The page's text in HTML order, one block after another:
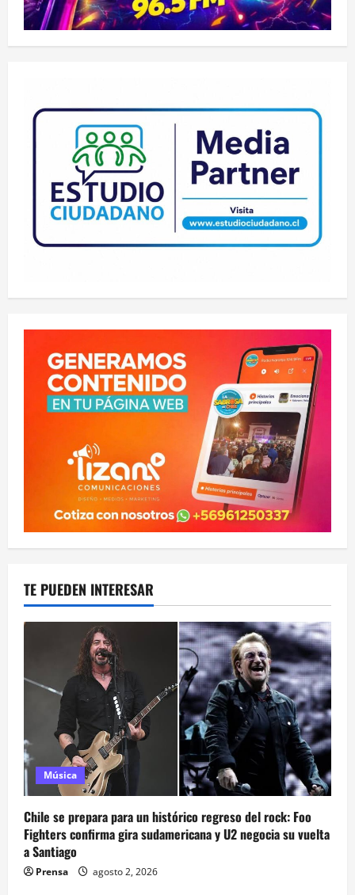
TE PUEDEN INTERESAR
Música
Chile se prepara para un histórico regreso del rock: Foo
Fighters confirma gira sudamericana y U2 negocia su vuelta
a Santiago
Prensa agosto 2, 2026